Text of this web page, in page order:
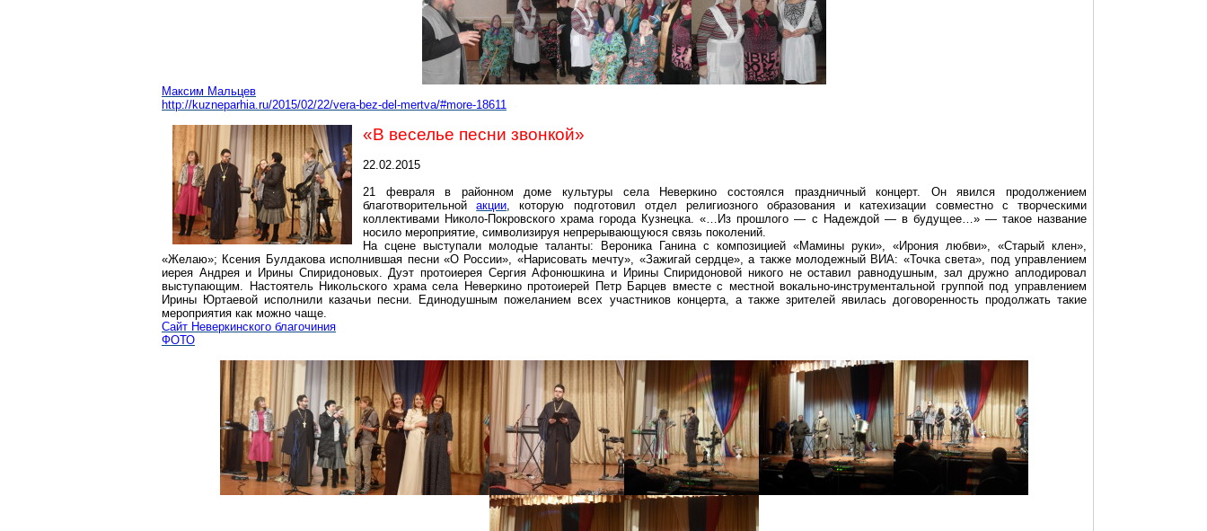
Максим Мальцев
http://kuzneparhia.ru/2015/02/22/vera-bez-del-mertva/#more-18611
«В веселье песни звонкой»
22.02.2015
21 февраля в районном доме культуры села Неверкино состоялся праздничный концерт. Он явился продолжением
благотворительнойакции, которую подготовил отдел религиозного образования и катехизации совместно с творческими
коллективами Николо-Покровского храма города Кузнецка. «…Из прошлого — с Надеждой — в будущее…» — такое название
носило мероприятие, символизируя непрерывающуюся связь поколений.
На сцене выступали молодые таланты: Вероника Ганина с композицией «Мамины руки», «Ирония любви», «Старый клен»,
«Желаю»; Ксения Булдакова исполнившая песни «О России», «Нарисовать мечту», «Зажигай сердце», а также молодежный ВИА: «Точка света», под управлением
иерея Андрея и Ирины Спиридоновых. Дуэт протоиерея Сергия Афонюшкина и Ирины Спиридоновой никого не оставил равнодушным, зал дружно аплодировал
выступающим. Настоятель Никольского храма села Неверкино протоиерей Петр Барцев вместе с местной вокально-инструментальной группой под управлением
Ирины Юртаевой исполнили казачьи песни. Единодушным пожеланием всех участников концерта, а также зрителей явилась договоренность продолжать такие
мероприятия как можно чаще.
Сайт Неверкинского благочиния
ФОТО